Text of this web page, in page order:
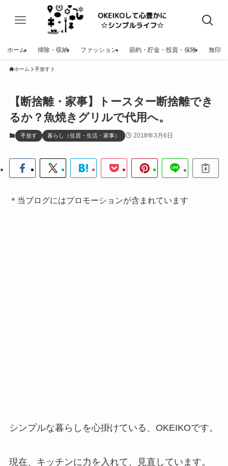
ホーム 掃除・収納 ファッション 節約・貯金・投資・保険 無印
ホーム 手放す
【断捨離・家事】トースター断捨離でき
るか？魚焼きグリルで代用へ。
手放す 暮らし（住居・生活・家事） 2018年3月6日
＊当ブログにはプロモーションが含まれています
シンプルな暮らしを心掛けている、OKEIKOです。
現在、キッチンに力を入れて、見直しています。